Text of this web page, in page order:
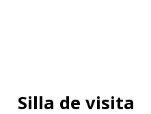
Silla de visita